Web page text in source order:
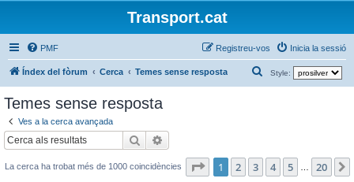
Transport.cat
PMF Inicia la sessió
Registreu-vos
Índex del fòrum Cerca Temes sense resposta Style:
e
Temes sense resposta
Ves a la cerca avançada
Cerca
La cerca ha trobat més de 1000 coincidències Pàgina de 20
1 2 3 4 5 20